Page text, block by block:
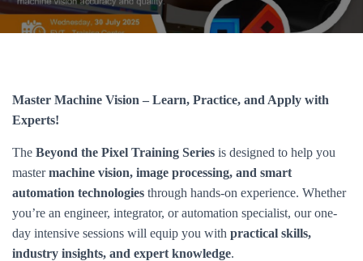
H
A
Master Machine Vision – Learn, Practice, and Apply with
Experts!
The Beyond the Pixel Training Series is designed to help you
mastermachine vision, image processing, and smart
automation technologies through hands-on experience. Whether
you’re an engineer, integrator, or automation specialist, our one-
day intensive sessions will equip you with practical skills,
industry insights, and expert knowledge.